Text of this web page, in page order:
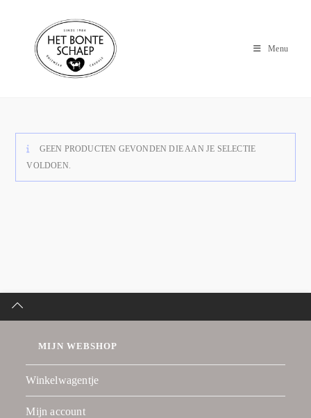
Menu
GEEN PRODUCTEN GEVONDEN DIE AAN JE SELECTIE
VOLDOEN.
MIJN WEBSHOP
Winkelwagentje
Mijn account